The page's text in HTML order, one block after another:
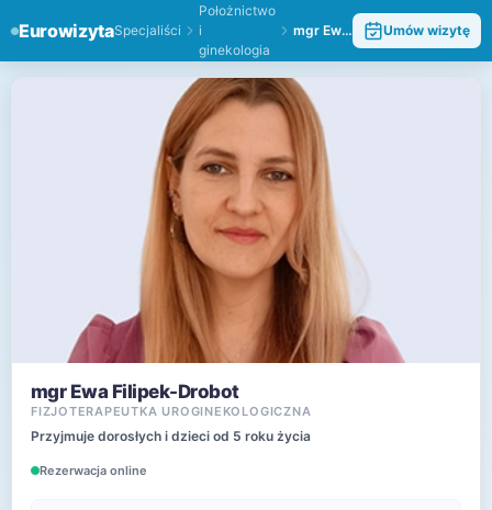
EurowizytaSpecjaliści
Położnictwo
i
ginekologia
mgr Ewa Filipek-Drobot Umów wizytę
mgr Ewa Filipek-Drobot
FIZJOTERAPEUTKA UROGINEKOLOGICZNA
Przyjmuje dorosłych i dzieci od 5 roku życia
Rezerwacja online